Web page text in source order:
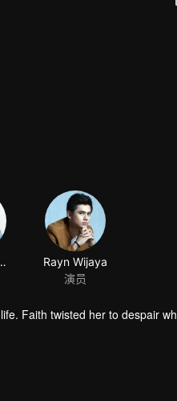
Rayn Wijaya
演员
Faith twisted her to despair